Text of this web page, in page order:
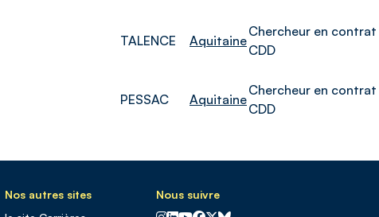
TALENCE Aquitaine
Chercheur en contrat
CDD
PESSAC Aquitaine
Chercheur en contrat
CDD
Nos autres sites
Nous suivre